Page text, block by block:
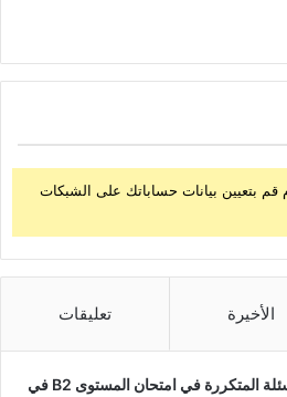
بتعيين بيانات حساباتك على الشبكات
الأخيرة تعليقات
أهم الأسئلة المتكررة في امتحان المستوى B2 في